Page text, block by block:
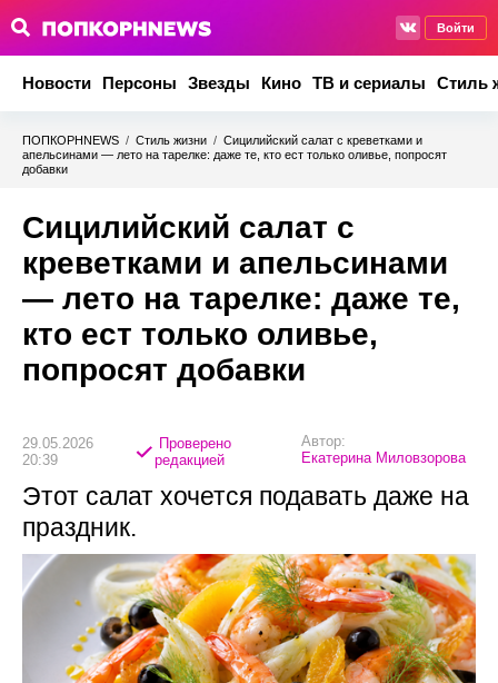
Войти
Новости Персоны Звезды Кино ТВ и сериалы Стиль
ПОПКОРНNEWS / Стиль жизни / Сицилийский салат с креветками и
апельсинами — лето на тарелке: даже те, кто ест только оливье, попросят
добавки
Сицилийский салат с
креветками и апельсинами
— лето на тарелке: даже те,
кто ест только оливье,
попросят добавки
29.05.2026
20:39
Проверено
редакцией
Автор:
Екатерина Миловзорова
Этот салат хочется подавать даже на
праздник.